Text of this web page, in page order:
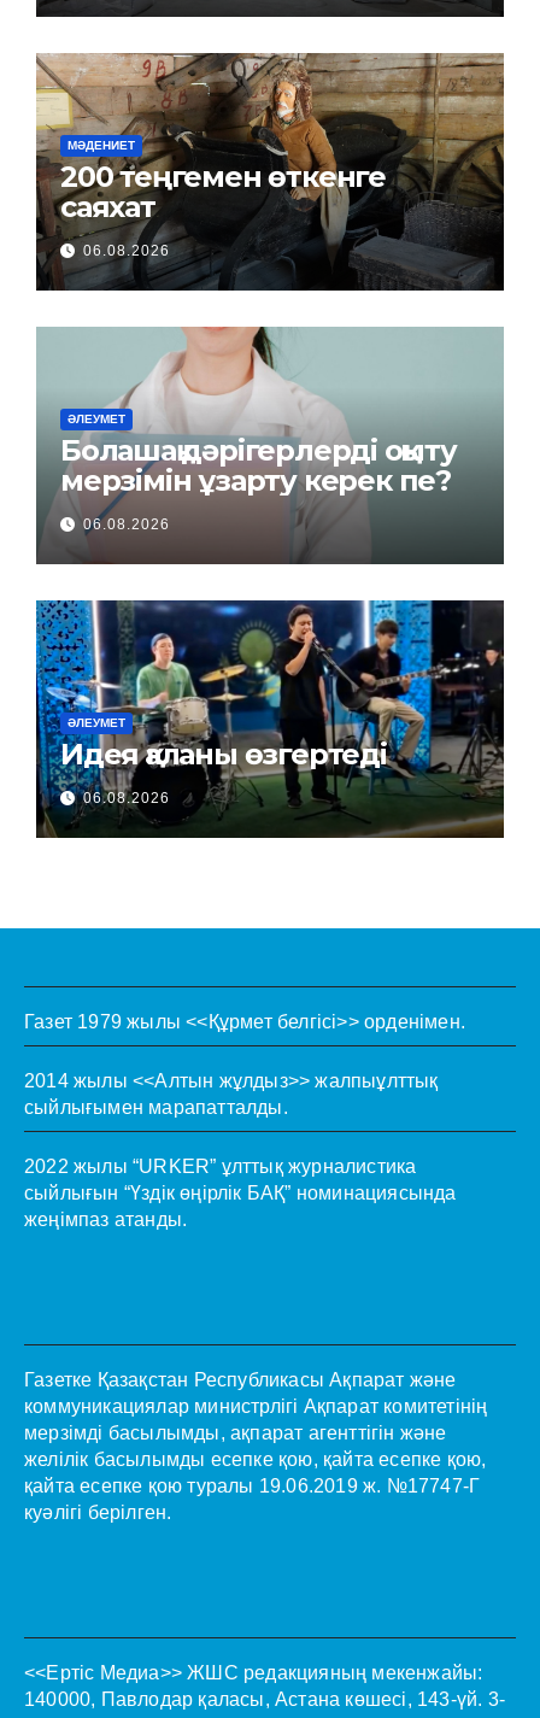
МӘДЕНИЕТ
200 теңгемен өткенге
саяхат
06.08.2026
ӘЛЕУМЕТ
Болашақ дәрігерлерді оқыту
мерзімін ұзарту керек пе?
06.08.2026
ӘЛЕУМЕТ
Идея қаланы өзгертеді
06.08.2026
Газет 1979 жылы <<Құрмет белгісі>> орденімен.
2014 жылы <<Алтын жұлдыз>> жалпыұлттық
сыйлығымен марапатталды.
2022 жылы “URKER” ұлттық журналистика
сыйлығын “Үздік өңірлік БАҚ” номинациясында
жеңімпаз атанды.
Газетке Қазақстан Республикасы Ақпарат және
коммуникациялар министрлігі Ақпарат комитетінің
мерзімді басылымды, ақпарат агенттігін және
желілік басылымды есепке қою, қайта есепке қою,
қайта есепке қою туралы 19.06.2019 ж. №17747-Г
куәлігі берілген.
<<Ертіс Медиа>> ЖШС редакцияның мекенжайы:
140000, Павлодар қаласы, Астана көшесі, 143-үй. 3-